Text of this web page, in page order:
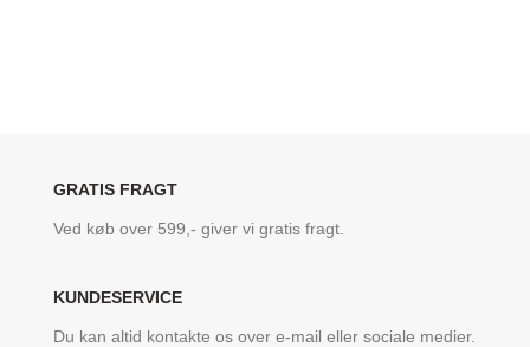
GRATIS FRAGT
Ved køb over 599,- giver vi gratis fragt.
KUNDESERVICE
Du kan altid kontakte os over e-mail eller sociale medier.